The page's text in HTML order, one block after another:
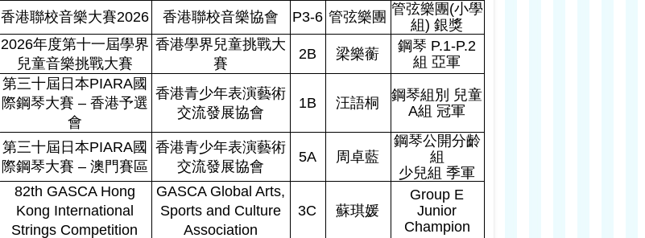
香港聯校音樂大賽2026 香港聯校音樂協會 P3-6 管弦樂團 管弦樂團 (小學
組)銀獎
2026年度第十一屆學界
兒童音樂挑戰大賽
香港學界兒童挑戰大
賽
2B 梁樂蘅 鋼琴 P.1-P.2
組 亞軍
第三十屆日本PIARA國
際鋼琴大賽 – 香港予選
會
香港青少年表演藝術
交流發展協會
1B 汪語桐
鋼琴組別 兒童
A組 冠軍
第三十屆日本PIARA國
際鋼琴大賽 – 澳門賽區
香港青少年表演藝術
交流發展協會
5A 周卓藍
鋼琴公開分齡
組
少兒組 季軍
82th GASCA Hong
Kong International
Strings Competition
GASCA Global Arts,
Sports and Culture
Association
3C 蘇琪媛
Group E
Junior
Champion